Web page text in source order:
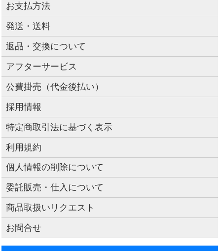
お支払方法
発送・送料
返品・交換について
アフターサービス
公費掛売（代金後払い）
採用情報
特定商取引法に基づく表示
利用規約
個人情報の削除について
委託販売・仕入について
商品取扱いリクエスト
お問合せ